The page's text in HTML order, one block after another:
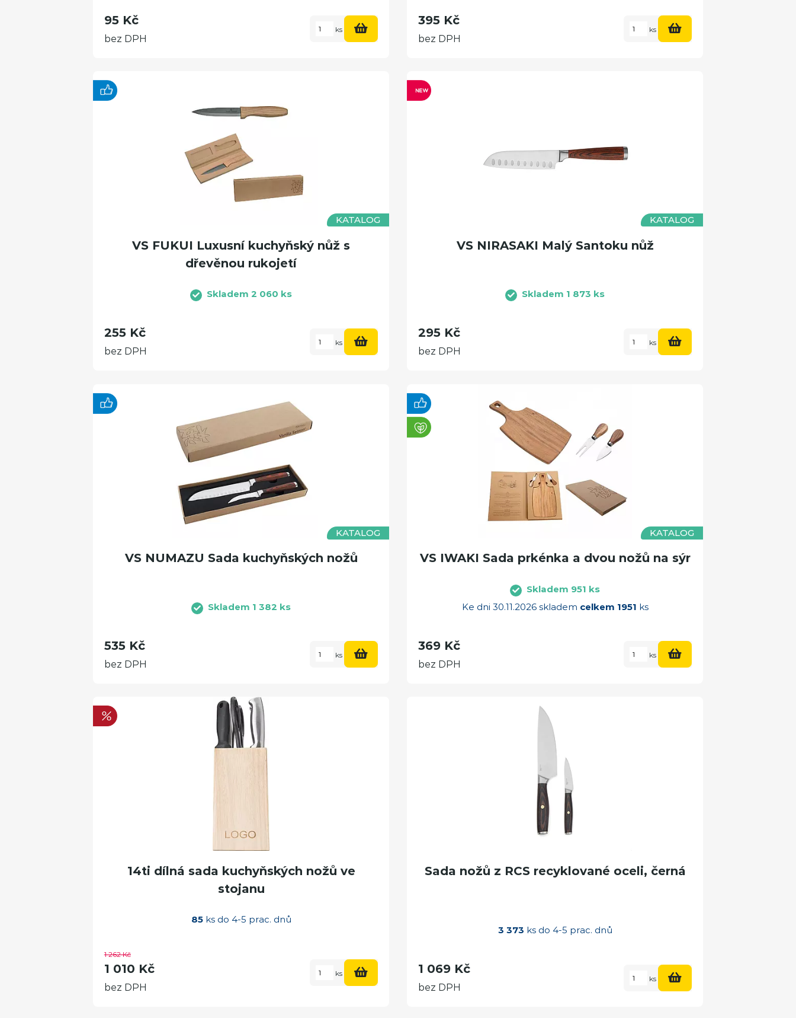
95 Kč
bez DPH
ks
395 Kč
bez DPH
ks
KATALOG
VS FUKUI Luxusní kuchyňský nůž s
dřevěnou rukojetí
Skladem 2 060 ks
255 Kč
bez DPH
ks
KATALOG
VS NIRASAKI Malý Santoku nůž
Skladem 1 873 ks
295 Kč
bez DPH
ks
KATALOG
VS NUMAZU Sada kuchyňských nožů
Skladem 1 382 ks
535 Kč
bez DPH
ks
KATALOG
VS IWAKI Sada prkénka a dvou nožů na sýr
Skladem 951 ks
Ke dni 30.11.2026 skladem celkem 1951 ks
369 Kč
bez DPH
ks
14ti dílná sada kuchyňských nožů ve
stojanu
85ks do 4-5 prac. dnů
1 262 Kč
1 010 Kč
bez DPH
ks
Sada nožů z RCS recyklované oceli, černá
3 373 ks do 4-5 prac. dnů
1 069 Kč
bez DPH
ks